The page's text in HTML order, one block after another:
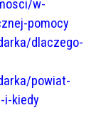
w-
pomocy
dlaczego-
powiat-
i-kiedy